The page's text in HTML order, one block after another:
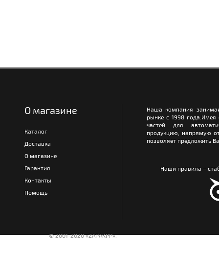
О магазине
Каталог
Доставка
О магазине
Гарантия
Контакты
Помощь
Наша компания
рынке с 1998
частей для
продукцию, напрямую
позволяет предложить
Наши правила –
© 2001-2020 «ZAPAKPP».